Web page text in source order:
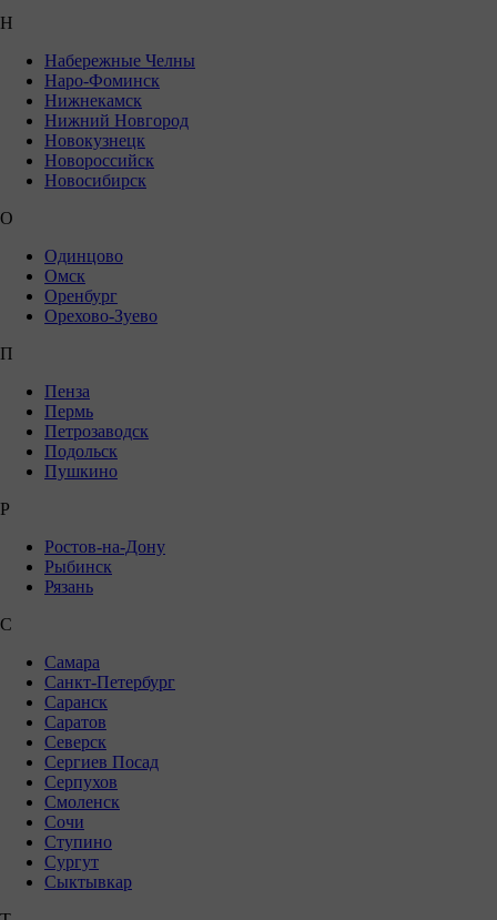
Н
Набережные Челны
Наро-Фоминск
Нижнекамск
Нижний Новгород
Новокузнецк
Новороссийск
Новосибирск
О
Одинцово
Омск
Оренбург
Орехово-Зуево
П
Пенза
Пермь
Петрозаводск
Подольск
Пушкино
Р
Ростов-на-Дону
Рыбинск
Рязань
С
Самара
Санкт-Петербург
Саранск
Саратов
Северск
Сергиев Посад
Серпухов
Смоленск
Сочи
Ступино
Сургут
Сыктывкар